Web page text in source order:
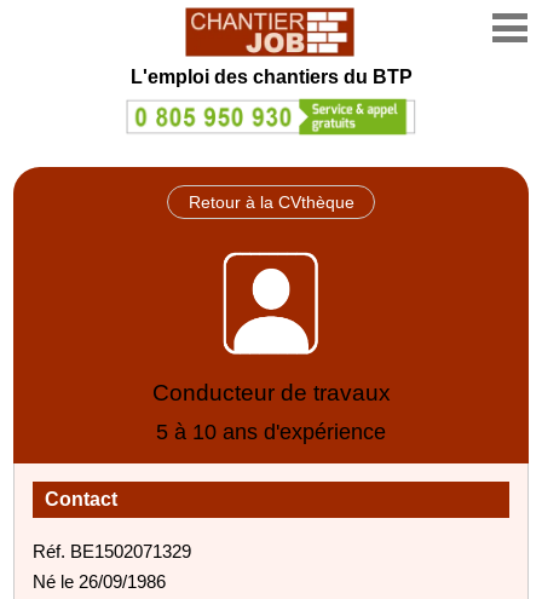
L'emploi des chantiers du BTP
Retour à la CVthèque
Conducteur de travaux
5 à 10 ans d'expérience
Contact
Réf. BE1502071329
Né le 26/09/1986